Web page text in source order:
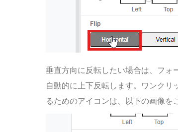
垂直方向に反転したい場合は、フォ
自動的に上下反転します。ワンク
るためのアイコンは、以下の画像を